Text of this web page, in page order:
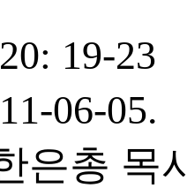
19-23
06-05.
은총 목